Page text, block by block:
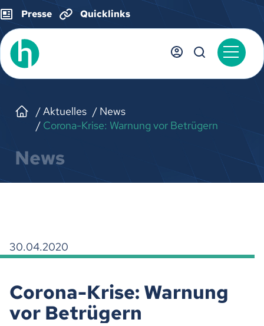
Presse Quicklinks
Aktuelles
News
Corona-Krise: Warnung vor Betrügern
News
30.04.2020
Corona-Krise: Warnung
vor Betrügern